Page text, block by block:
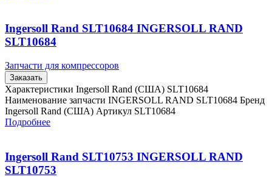
Ingersoll Rand SLT10684 INGERSOLL RAND
SLT10684
Запчасти для компрессоров
Заказать
Характеристики Ingersoll Rand (США) SLT10684
Наименование запчасти INGERSOLL RAND SLT10684 Бренд
Ingersoll Rand (США) Артикул SLT10684
Подробнее
Ingersoll Rand SLT10753 INGERSOLL RAND
SLT10753